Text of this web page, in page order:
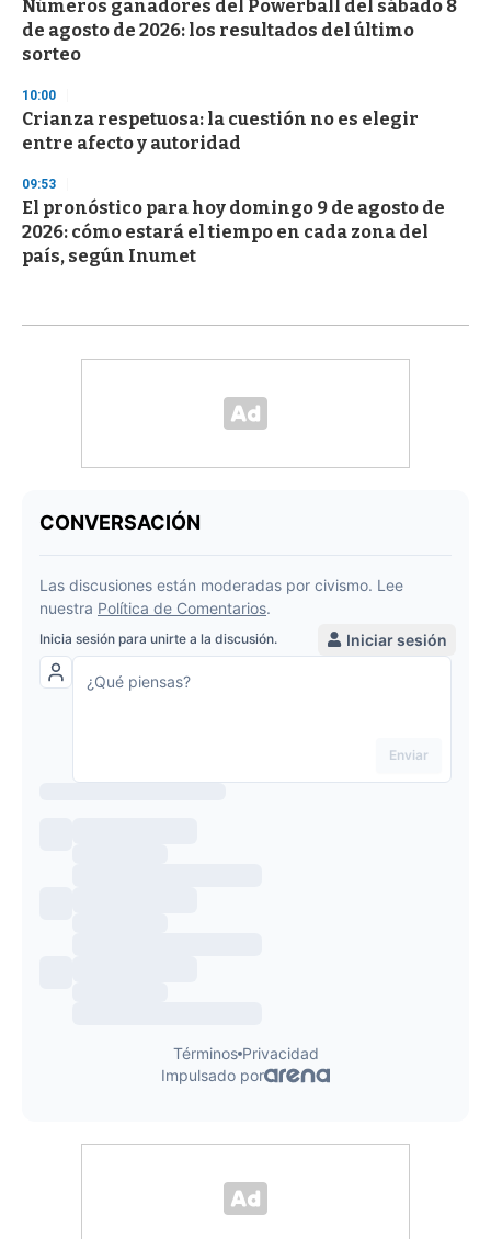
Números ganadores del Powerball del sábado 8
de agosto de 2026: los resultados del último
sorteo
10:00
Crianza respetuosa: la cuestión no es elegir
entre afecto y autoridad
09:53
El pronóstico para hoy domingo 9 de agosto de
2026: cómo estará el tiempo en cada zona del
país, según Inumet